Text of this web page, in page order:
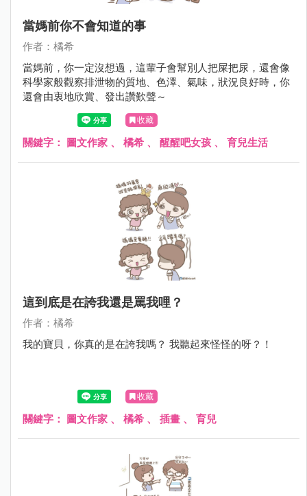
當媽前你不會知道的事
作者：橘希
當媽前，你一定沒想過，這輩子會幫別人把屎把尿，還會像
科學家般觀察排泄物的質地、色澤、氣味，狀況良好時，你
還會由衷地欣賞、發出讚歎聲～
收藏
關鍵字： 圖文作家 、 橘希 、 醒醒吧女孩 、 育兒生活
這到底是在誇我還是罵我哩？
作者：橘希
我的寶貝，你真的是在誇我嗎？ 我聽起來怪怪的呀？！
收藏
關鍵字： 圖文作家 、 橘希 、 插畫 、 育兒